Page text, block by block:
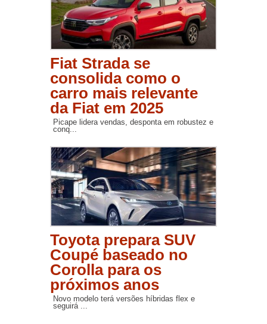
Fiat Strada se
consolida como o
carro mais relevante
da Fiat em 2025
Picape lidera vendas, desponta em robustez e
conq...
Toyota prepara SUV
Coupé baseado no
Corolla para os
próximos anos
Novo modelo terá versões híbridas flex e
seguirá ...